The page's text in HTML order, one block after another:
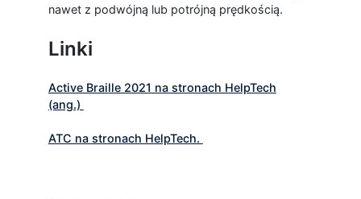
nawet z podwójną lub potrójną prędkością.
Linki
Active Braille 2021 na stronach HelpTech
(ang.)
ATC na stronach HelpTech.